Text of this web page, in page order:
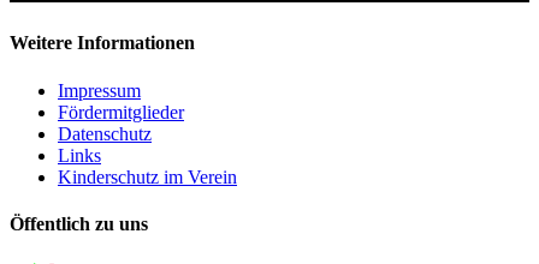
Weitere Informationen
Impressum
Fördermitglieder
Datenschutz
Links
Kinderschutz im Verein
Öffentlich zu uns